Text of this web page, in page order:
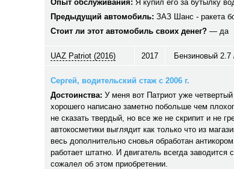
Опыт обслуживания: Я купил его за бутылку
Предыдущий автомобиль: ЗАЗ Шанс - ракета
Стоит ли этот автомобиль своих денег? — да
UAZ Patriot (2016) 2017 Бензиновый 2.7
Сергей, водительский стаж с 2006 г.
Достоинства: У меня вот Патриот уже
хорошего написано заметно побольше чем
не сказать твердый, но все же не скрипит и не
автокосметики выглядит как только что из
весь дополнительно сновья обработан
работает штатно. И двигатель всегда
сожалел об этом приобретении.